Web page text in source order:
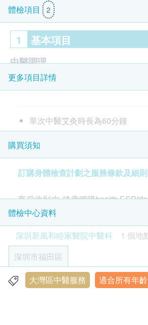
體檢項目 2
1 基本項目
中醫調理
中醫常規門診
更多項目詳情
單次中醫艾灸時長為60分鐘
購買須知
訂購身體檢查計劃之服務條款及細則
客戶收到由 健康網購
付款電郵後，深圳新風和睦家將於
電客戶預約身體檢查時間。預約成
短信通知。
體檢報告：
健康管理評估後，醫生將根據您
細的分析並制定計畫來解決問題
體檢中心資料
深圳新風和睦家醫院中醫科
1 個地
深圳市福田區
深圳市福田區福強路4012號
大灣區中醫服務 適合所有年